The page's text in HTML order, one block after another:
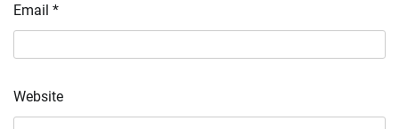
Email *
Website